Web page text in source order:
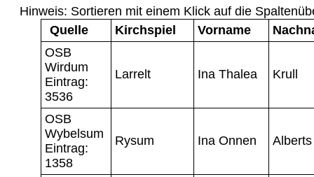
Hinweis: Sortieren mit einem Klick auf die
Quelle
Kirchspiel Vorname
OSB
Wirdum
Eintrag:
3536
Larrelt Ina Thalea Krull
OSB
Wybelsum
Eintrag:
1358
Rysum Ina Onnen Alberts